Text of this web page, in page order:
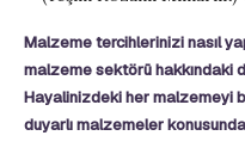
Malzeme tercihlerinizi nasıl
malzeme sektörü hakkındaki
Hayalinizdeki her malzemeyi
duyarlı malzemeler